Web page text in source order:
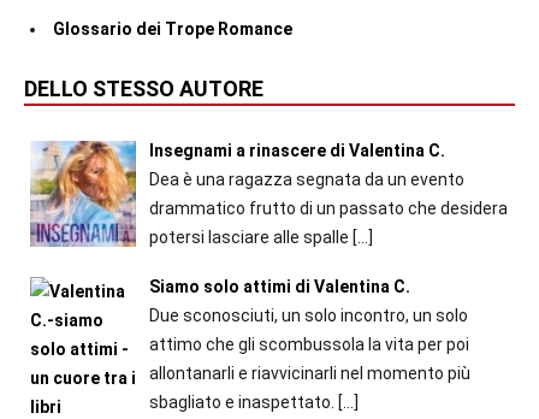
Glossario dei Trope Romance
DELLO STESSO AUTORE
Insegnami a rinascere di Valentina C.
Dea è una ragazza segnata da un evento
drammatico frutto di un passato che desidera
potersi lasciare alle spalle […]
Siamo solo attimi di Valentina C.
Due sconosciuti, un solo incontro, un solo
attimo che gli scombussola la vita per poi
allontanarli e riavvicinarli nel momento più
sbagliato e inaspettato. […]